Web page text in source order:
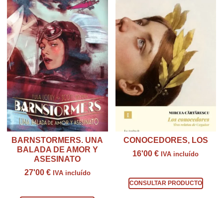
BARNSTORMERS. UNA
BALADA DE AMOR Y
ASESINATO
27'00 € IVA incluído
CONOCEDORES, LOS
16'00€ IVA incluído
CONSULTAR PRODUCTO